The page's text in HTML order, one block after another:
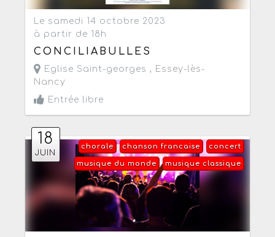
Le samedi 14 octobre 2023
à partir de 18h
CONCILIABULLES
Eglise Saint-georges , Essey-lès-
Nancy
Entrée libre
18
JUIN
concert
chanson francaise
chorale
musique classique
musique du monde